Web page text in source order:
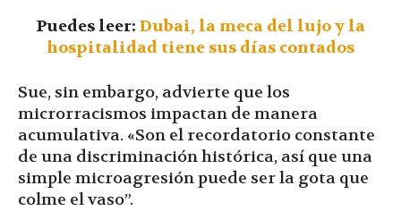
Puedes leer: Dubai, la meca del lujo y la
hospitalidad tiene sus días contados
Sue, sin embargo, advierte que los
microrracismos impactan de manera
acumulativa. «Son el recordatorio constante
de una discriminación histórica, así que una
simple microagresión puede ser la gota que
colme el vaso”.